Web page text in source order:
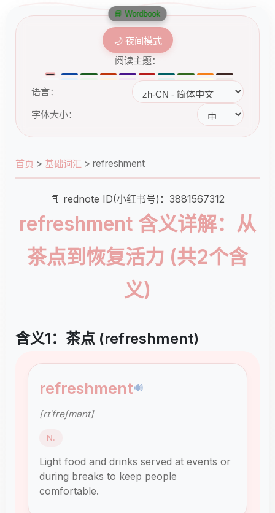
🌙 夜间模式
阅读主题：
语言：
字体大小：
首页 > 基础词汇 > refreshment
📕 rednote ID(小红书号)：3881567312
refreshment 含义详解：从
茶点到恢复活力 (共2个含
义)
含义1：茶点 (refreshment)
refreshment🔊
[rɪˈfreʃmənt]
N.
Light food and drinks served at events or
during breaks to keep people
comfortable.
📘 Wordbook